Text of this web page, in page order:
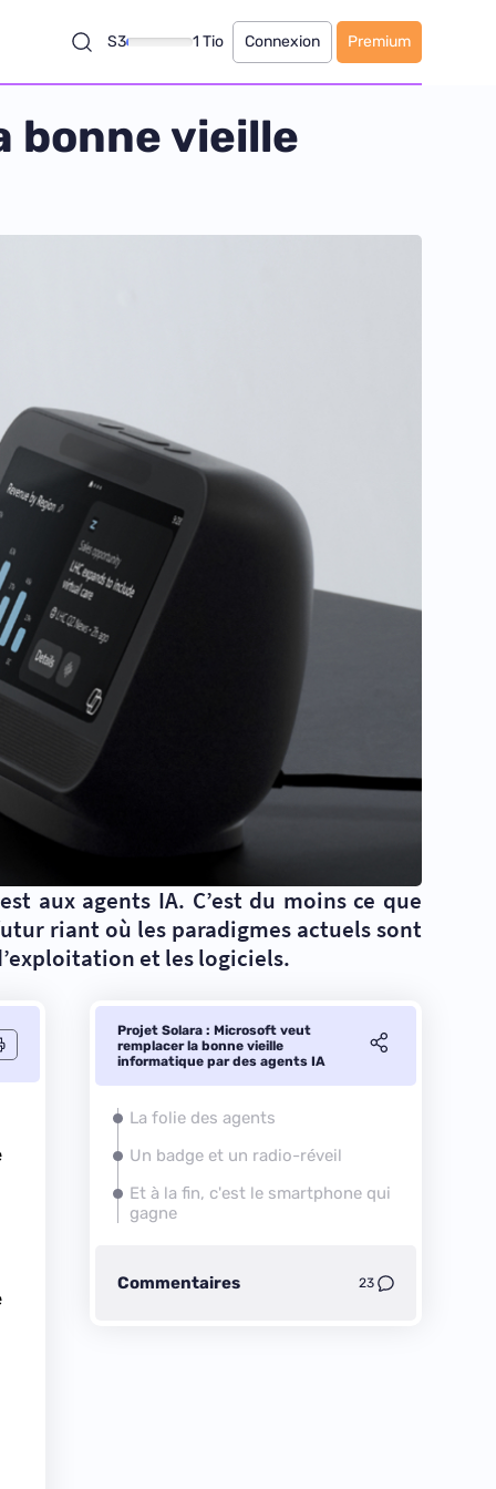
S3 1 Tio Connexion Premium
bonne vieille
aux agents IA. C’est du moins ce que
riant où les paradigmes actuels sont
et les logiciels.
Projet Solara : Microsoft veut
remplacer la bonne vieille
informatique par des agents IA
La folie des agents
Un badge et un radio-réveil
Et à la fin, c'est le smartphone qui
gagne
Commentaires 23